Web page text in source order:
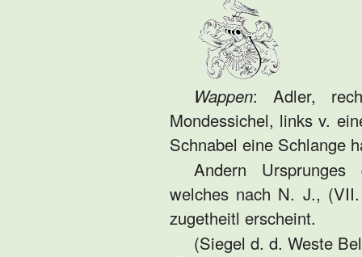
Wappen: Adler,
Mondessichel, links v.
Schnabel eine Schlange
Andern
welches nach N. J.,
zugetheitl erscheint.
(Siegel d. d. Weste